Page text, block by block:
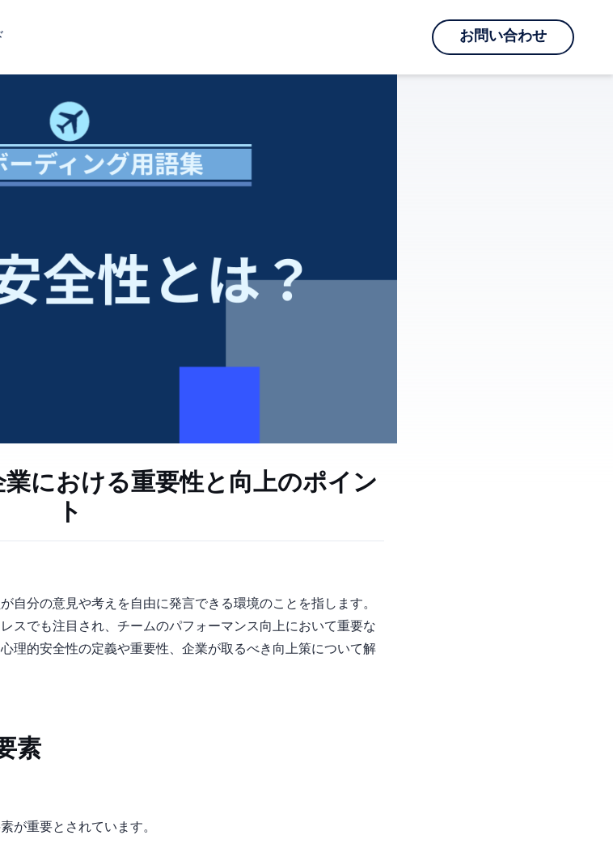
お問い合わせ
における重要性と向上のポイン
ト
いて社員が自分の意見や考えを自由に発言できる環境のことを指します。
テレスでも注目され、チームのパフォーマンス向上において重要な
理的安全性の定義や重要性、企業が取るべき向上策について解
素
が重要とされています。